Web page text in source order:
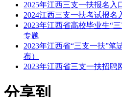
2025年江西三支一扶报名入
2024江西三支一扶考试报名
2023年江西省高校毕业生“
专题
2023年江西省“三支一扶”笔
布）
2023年江西省三支一扶招聘
分享到